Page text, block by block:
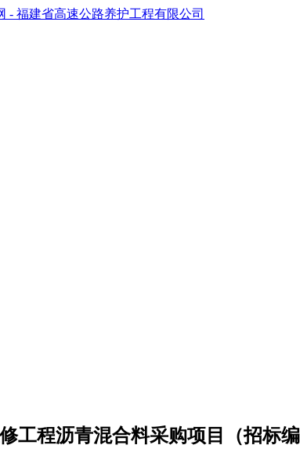
工程沥青混合料采购项目（招标